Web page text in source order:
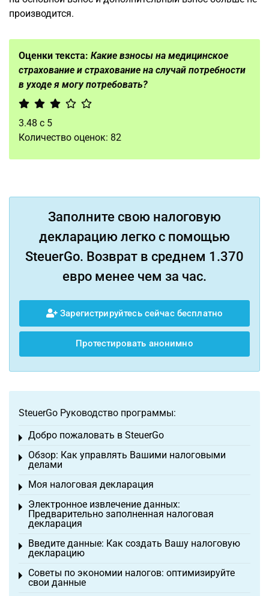
производится.
Оценки текста: Какие взносы на медицинское
страхование и страхование на случай потребности
в уходе я могу потребовать?
3.48 с 5
Количество оценок: 82
Заполните свою налоговую
декларацию легко с помощью
SteuerGo. Возврат в среднем 1.370
евро менее чем за час.
Зарегистрируйтесь сейчас бесплатно
Протестировать анонимно
SteuerGo Руководство программы:
Добро пожаловать в SteuerGo
Toggle menu
Обзор: Как управлять Вашими налоговыми
делами
Toggle menu
Моя налоговая декларация
Toggle menu
Электронное извлечение данных:
Предварительно заполненная налоговая
декларация
Toggle menu
Введите данные: Как создать Вашу налоговую
декларацию
Toggle menu
Советы по экономии налогов: оптимизируйте
свои данные
Toggle menu